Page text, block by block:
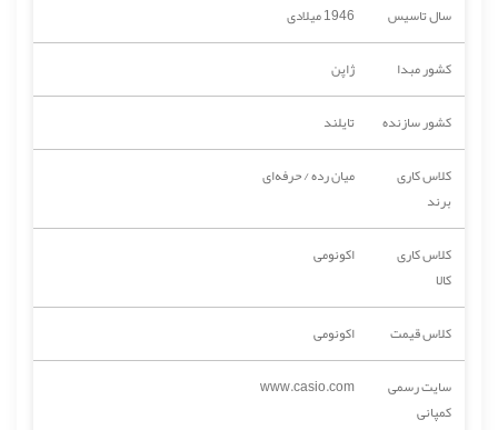
سال تاسیس
1946 میلادی
کشور مبدا
ژاپن
کشور سازنده
تایلند
کلاس کاری
برند
میان رده / حرفه‌ای
کلاس کاری
کالا
اکونومی
کلاس قیمت
اکونومی
سایت رسمی
کمپانی
www.casio.com